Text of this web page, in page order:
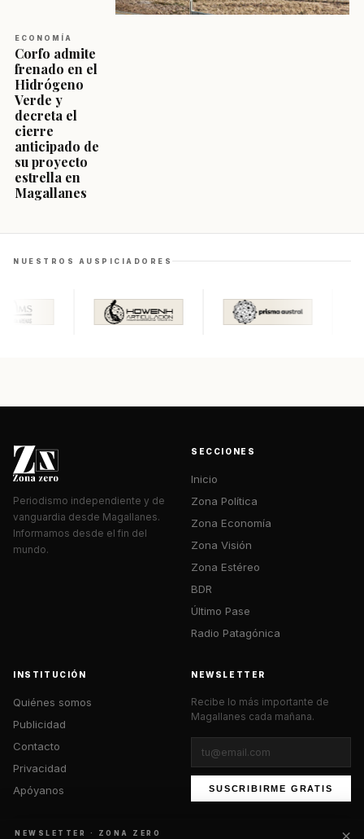
ECONOMÍA
Corfo admite
frenado en el
Hidrógeno
Verde y
decreta el
cierre
anticipado de
su proyecto
estrella en
Magallanes
NUESTROS AUSPICIADORES
Periodismo independiente y de
vanguardia desde Magallanes.
Informamos desde el fin del
mundo.
SECCIONES
Inicio
Zona Política
Zona Economía
Zona Visión
Zona Estéreo
BDR
Último Pase
Radio Patagónica
INSTITUCIÓN
Quiénes somos
Publicidad
Contacto
Privacidad
Apóyanos
NEWSLETTER
Recibe lo más importante de
Magallanes cada mañana.
SUSCRIBIRME GRATIS
NEWSLETTER · ZONA ZERO